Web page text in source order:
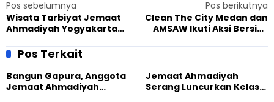
Pos sebelumnya
Wisata Tarbiyat Jemaat
Ahmadiyah Yogyakarta
Silaturahmi Terjaga
Pos berikutnya
Clean The City Medan dan
AMSAW Ikuti Aksi Bersih-
Kesadaran Menjaga
Pos Terkait
Bangun Gapura, Anggota
Jemaat Ahmadiyah
Jemaat Ahmadiyah
Serang Luncurkan Kelas